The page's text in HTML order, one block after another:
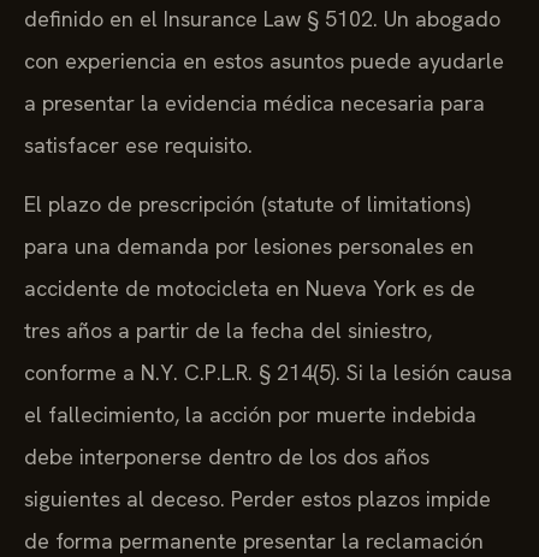
definido en el Insurance Law § 5102. Un abogado
con experiencia en estos asuntos puede ayudarle
a presentar la evidencia médica necesaria para
satisfacer ese requisito.
El plazo de prescripción (statute of limitations)
para una demanda por lesiones personales en
accidente de motocicleta en Nueva York es de
tres años a partir de la fecha del siniestro,
conforme a N.Y. C.P.L.R. § 214(5). Si la lesión causa
el fallecimiento, la acción por muerte indebida
debe interponerse dentro de los dos años
siguientes al deceso. Perder estos plazos impide
de forma permanente presentar la reclamación